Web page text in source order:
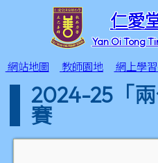
仁愛
Yan Oi Tong
網站地圖 教師園地 網上學
2024-25「
賽